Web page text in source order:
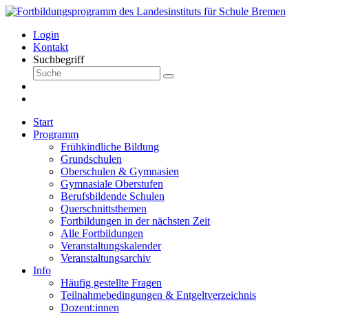
Login
Kontakt
Suchbegriff
Start
Programm
Frühkindliche Bildung
Grundschulen
Oberschulen & Gymnasien
Gymnasiale Oberstufen
Berufsbildende Schulen
Querschnittsthemen
Fortbildungen in der nächsten Zeit
Alle Fortbildungen
Veranstaltungskalender
Veranstaltungsarchiv
Info
Häufig gestellte Fragen
Teilnahmebedingungen & Entgeltverzeichnis
Dozent:innen